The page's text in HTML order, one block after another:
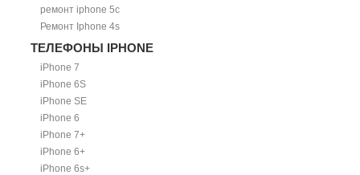
ремонт iphone 5c
Ремонт Iphone 4s
ТЕЛЕФОНЫ IPHONE
iPhone 7
iPhone 6S
iPhone SE
iPhone 6
iPhone 7+
iPhone 6+
iPhone 6s+